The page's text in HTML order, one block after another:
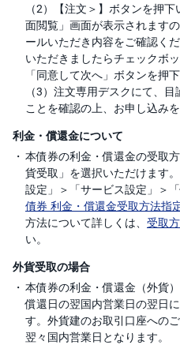
（2）【注文＞】ボタンを押
面閲覧」画面が表示されます
ールいただき内容をご確認く
いただきましたらチェックボ
「同意して次へ」ボタンを押下
（3）注文専用デスクにて、
ことを確認の上、お申し込みを
利金・償還金について
本債券の利金・償還金の受取
貨受取」を選択いただけます
設定」＞「サービス設定」＞
債券 利金・償還金受取方法指
方法について詳しくは、 受取
い。
外貨受取の場合
本債券の利金・償還金（外貨
償還日の翌国内営業日の翌日
す。外貨建のお取引口座への
翌々国内営業日となります。